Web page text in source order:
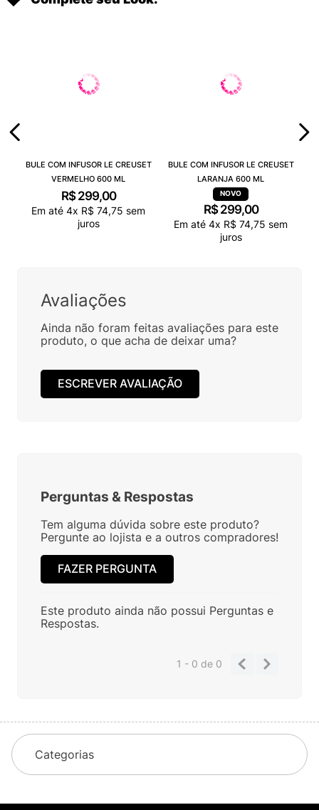
BULE COM INFUSOR LE CREUSET
VERMELHO 600 ML
R$ 299,00
Em até 4x R$ 74,75 sem
juros
BULE COM INFUSOR LE CREUSET
LARANJA 600 ML
R$ 299,00
Em até 4x R$ 74,75 sem
juros
Avaliações
Ainda não foram feitas avaliações para este
produto, o que acha de deixar uma?
ESCREVER AVALIAÇÃO
Perguntas & Respostas
Tem alguma dúvida sobre este produto?
Pergunte ao lojista e a outros compradores!
FAZER PERGUNTA
Este produto ainda não possui Perguntas e
Respostas.
1 - 0de 0
Categorias